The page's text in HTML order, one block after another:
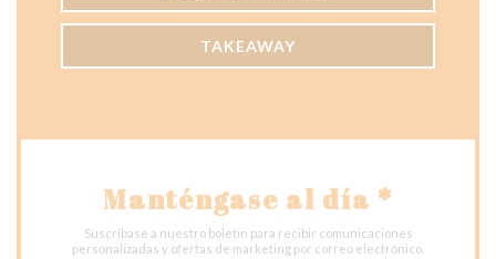
TAKEAWAY
Manténgase al día *
Suscríbase a nuestro boletín para recibir comunicaciones
personalizadas y ofertas de marketing por correo electrónico.